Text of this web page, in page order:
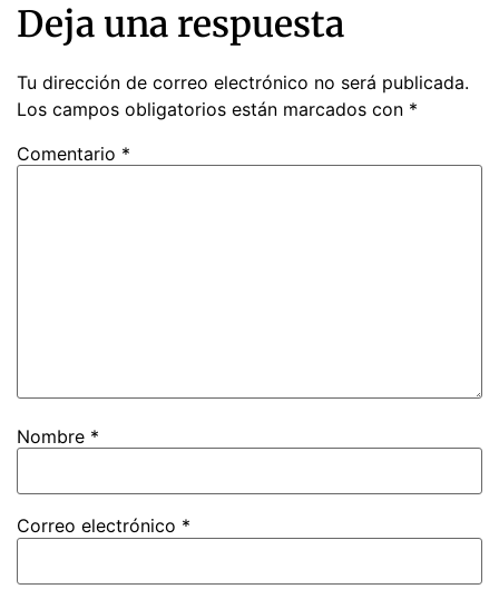
Deja una respuesta
Tu dirección de correo electrónico no será publicada.
Los campos obligatorios están marcados con *
Comentario *
Nombre *
Correo electrónico *